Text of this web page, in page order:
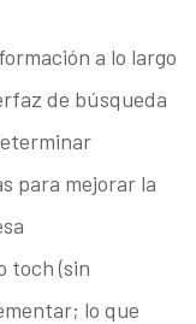
a lo largo
de búsqueda
para mejorar la
toch (sin
lo que